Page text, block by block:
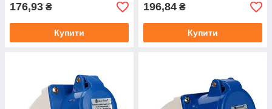
176,93 ₴
Купити
196,84 ₴
Купити